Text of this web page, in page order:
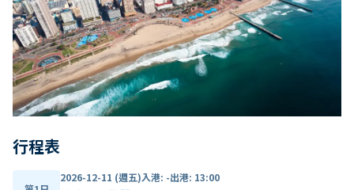
行程表
2026-12-11 (週五)入港: -出港: 13:00